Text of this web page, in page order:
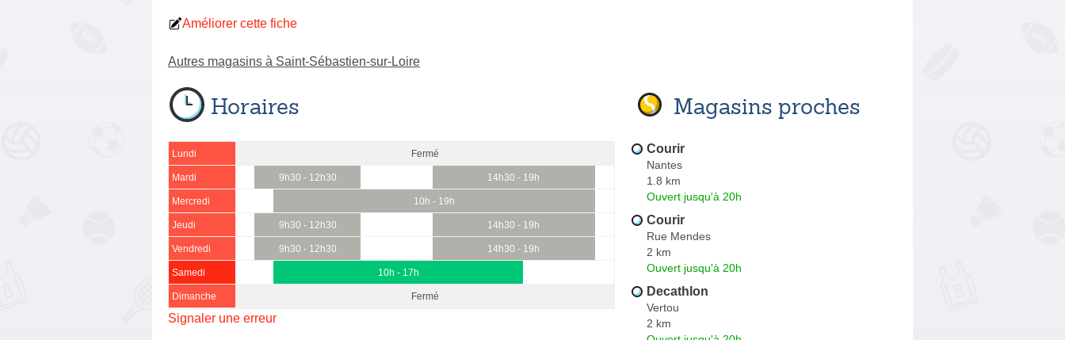
Améliorer cette fiche
Autres magasins à Saint-Sébastien-sur-Loire
Horaires
Lundi Fermé
Mardi 9h30 - 12h30 14h30 - 19h
Mercredi 10h - 19h
Jeudi 9h30 - 12h30 14h30 - 19h
Vendredi 9h30 - 12h30 14h30 - 19h
Samedi 10h - 17h
Dimanche Fermé
Signaler une erreur
Magasins proches
Courir
Nantes
1.8 km
Ouvert jusqu'à 20h
Courir
Rue Mendes
2 km
Ouvert jusqu'à 20h
Decathlon
Vertou
2 km